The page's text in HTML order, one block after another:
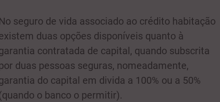
seguro de vida associado ao crédito habitação
duas opções disponíveis quanto à
contratada de capital, quando subscrita
duas pessoas seguras, nomeadamente,
do capital em divida a 100% ou a 50%
o banco o permitir).